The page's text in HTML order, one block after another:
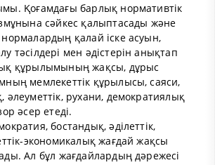
Қоғамдағы барлық нормативтік
сәйкес қалыптасады және
қалай іске асуын,
тәсілдері мен әдістерін анықтап
құрылымының жақсы, дұрыс
мемлекеттік құрылысы, саяси,
әлеуметтік, рухани, демократиялық
әсер етеді.
бостандық, әділеттік,
экономикалық жағдай жақсы
Ал бұл жағдайлардың дәрежесі